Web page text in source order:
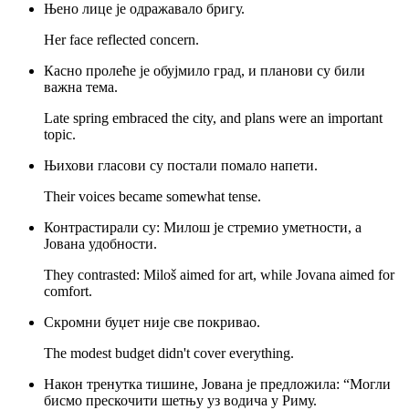
Њено лице је одражавало бригу.
Her face reflected concern.
Касно пролеће је обујмило град, и планови су били
важна тема.
Late spring embraced the city, and plans were an important
topic.
Њихови гласови су постали помало напети.
Their voices became somewhat tense.
Контрастирали су: Милош је стремио уметности, а
Јована удобности.
They contrasted: Miloš aimed for art, while Jovana aimed for
comfort.
Скромни буџет није све покривао.
The modest budget didn't cover everything.
Након тренутка тишине, Јована је предложила: “Могли
бисмо прескочити шетњу уз водича у Риму.